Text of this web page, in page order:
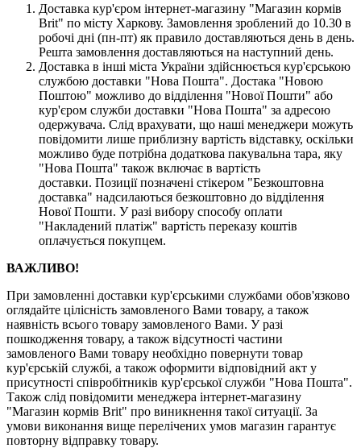
Доставка кур'єром інтернет-магазину "Магазин кормів
Brit" по місту Харкову. Замовлення зроблений до 10.30 в
робочі дні (пн-пт) як правило доставляються день в день.
Решта замовлення доставляються на наступний день.
Доставка в інші міста України здійснюється кур'єрською
службою доставки "Нова Пошта". Достака "Новою
Поштою" можливо до відділення "Нової Пошти" або
кур'єром служби доставки "Нова Пошта" за адресою
одержувача. Слід врахувати, що наші менеджери можуть
повідомити лише приблизну вартість відставку, оскільки
можливо буде потрібна додаткова пакувальна тара, яку
"Нова Пошта" також включає в вартість
доставки. Позиції позначені стікером "Безкоштовна
доставка" надсилаються безкоштовно до відділення
Нової Пошти. У разі вибору способу оплати
"Накладений платіж" вартість переказу коштів
оплачується покупцем.
ВАЖЛИВО!
При замовленні доставки кур'єрськими службами обов'язково
оглядайте цілісність замовленого Вами товару, а також
наявність всього товару замовленого Вами. У разі
пошкодження товару, а також відсутності частини
замовленого Вами товару необхідно повернути товар
кур'єрській службі, а також оформити відповідний акт у
присутності співробітників кур'єрської служби "Нова Пошта".
Також слід повідомити менеджера інтернет-магазину
"Магазин кормів Brit" про виникнення такої ситуації. За
умови виконання вище перелічених умов магазин гарантує
повторну відправку товару.